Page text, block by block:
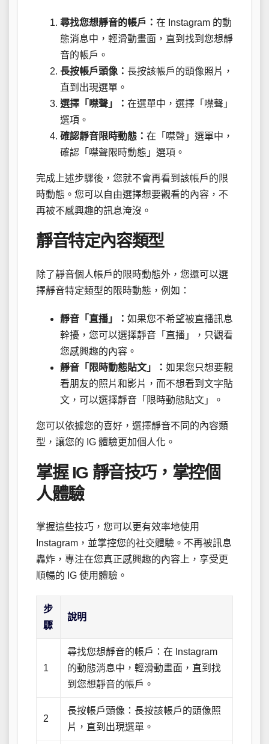
尋找您想靜音的帳戶： 在 Instagram 的動
態消息中，輕滑動畫面，直到找到您想靜
音的帳戶。
長按帳戶頭像： 長按該帳戶的頭像照片，
直到出現選單。
選擇「噤聲」： 在選單中，選擇「噤聲」
選項。
確認靜音限時動態： 在「噤聲」選單中，
確認「噤聲限時動態」選項。
完成上述步驟後，您就不會再看到該帳戶的限
時動態。您可以自由選擇想要觀看的內容，不
再被不感興趣的訊息淹沒。
靜音特定內容類型
除了靜音個人帳戶的限時動態外，您還可以選
擇靜音特定類型的限時動態，例如：
靜音「直播」： 如果您不希望被直播訊息
幹擾，您可以選擇靜音「直播」，只觀看
您感興趣的內容。
靜音「限時動態貼文」： 如果您只想要觀
看朋友的照片和影片，而不想看到文字貼
文，可以選擇靜音「限時動態貼文」。
您可以依據您的喜好，選擇靜音不同的內容類
型，讓您的 IG 體驗更加個人化。
掌握 IG 靜音技巧，掌控個
人體驗
掌握這些技巧，您可以更有效率地使用
Instagram，並掌控您的社交體驗。不再被訊息
轟炸，專注在您真正感興趣的內容上，享受更
順暢的 IG 使用體驗。
步
驟
說明
1
尋找您想靜音的帳戶：在 Instagram
的動態消息中，輕滑動畫面，直到找
到您想靜音的帳戶。
2
長按帳戶頭像：長按該帳戶的頭像照
片，直到出現選單。